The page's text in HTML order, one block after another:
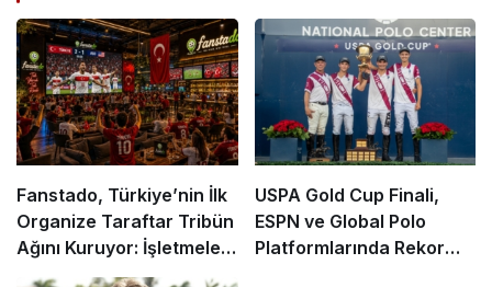
Fanstado, Türkiye’nin İlk
Organize Taraftar Tribün
Ağını Kuruyor: İşletmeler
İçin Başvurular Açıldı
USPA Gold Cup Finali,
ESPN ve Global Polo
Platformlarında Rekor